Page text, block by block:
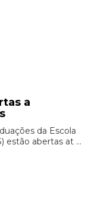
a
da Escola
estão abertas at ...